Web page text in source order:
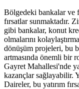
Bölgedeki bankalar ve
fırsatlar sunmaktadır.
gibi bankalar, konut
olmalarını
dönüşüm projeleri, bu
artmasında önemli bir
Gayret Mahallesi'nde
kazançlar sağlayabilir.
Daireler, bu yatırım